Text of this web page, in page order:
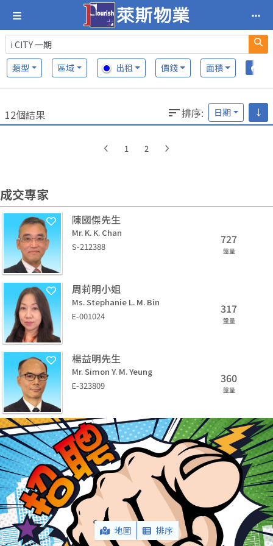
類型 區域 出租 價錢 面積
12個結果 排序: 日期 ↓
1 2
成交專家
陳國傑先生
Mr. K. K. Chan
S-212388
727
盤量
周莉明小姐
Ms. Stephanie L. M. Bin
E-001024
317
盤量
楊益明先生
Mr. Simon Y. M. Yeung
E-323809
360
盤量
地圖 排序